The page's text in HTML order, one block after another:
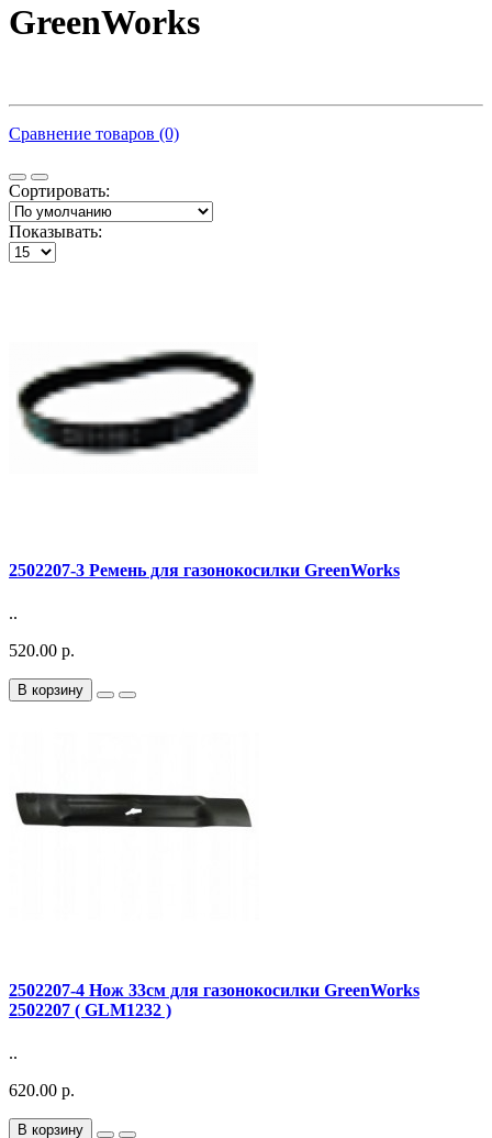
GreenWorks
Сравнение товаров (0)
Сортировать:
Показывать:
2502207-3 Ремень для газонокосилки GreenWorks
..
520.00 р.
В корзину
2502207-4 Нож 33см для газонокосилки GreenWorks
2502207 ( GLM1232 )
..
620.00 р.
В корзину